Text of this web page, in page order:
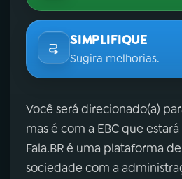
SIMPLIFIQUE
Sugira melhorias.
Você será direcionado(a)
mas é com a EBC que
Fala.BR é uma plataforma
sociedade com a